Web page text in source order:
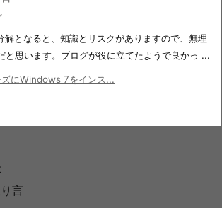
解となると、知識とリスクがありますので、無理
と思います。ブログが役に立てたようで良かっ ...
ズにWindows 7をインス...
言